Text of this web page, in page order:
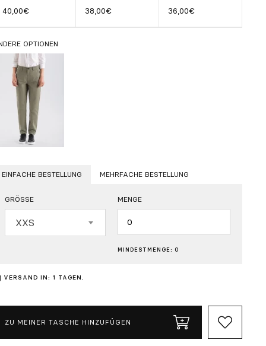
40,00€ 38,00€ 36,00€
OPTIONEN
EINFACHE BESTELLUNG MEHRFACHE BESTELLUNG
GRÖSSE
XXS
MENGE
MINDESTMENGE: 0
VERSAND IN: 1 TAGEN.
ZU MEINER TASCHE HINZUFÜGEN